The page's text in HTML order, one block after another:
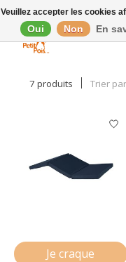
7 produits Trier par
Je craque
Veuillez accepter les cookies
Oui Non En